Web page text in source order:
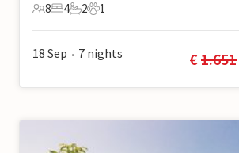
8 Gäste
8
4 Schlafzimmer
4
2 Badezimmer
2
1 Haustier
1
18 Sep • 7 nights € 1.651